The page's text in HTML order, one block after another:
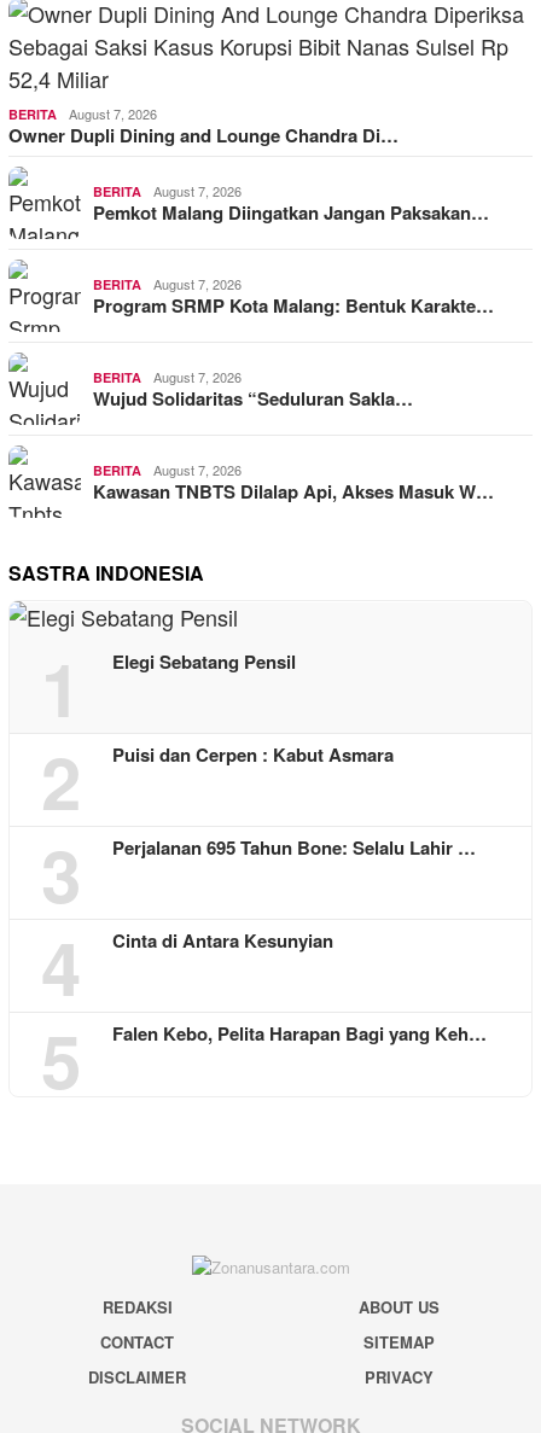
BERITA August 7, 2026
Owner Dupli Dining and Lounge Chandra Di…
BERITA August 7, 2026
Pemkot Malang Diingatkan Jangan Paksakan…
BERITA August 7, 2026
Program SRMP Kota Malang: Bentuk Karakte…
BERITA August 7, 2026
Wujud Solidaritas “Seduluran Sakla…
BERITA August 7, 2026
Kawasan TNBTS Dilalap Api, Akses Masuk W…
SASTRA INDONESIA
1 Elegi Sebatang Pensil
2 Puisi dan Cerpen : Kabut Asmara
3 Perjalanan 695 Tahun Bone: Selalu Lahir …
4 Cinta di Antara Kesunyian
5 Falen Kebo, Pelita Harapan Bagi yang Keh…
REDAKSI
ABOUT US
CONTACT
SITEMAP
DISCLAIMER
PRIVACY
SOCIAL NETWORK